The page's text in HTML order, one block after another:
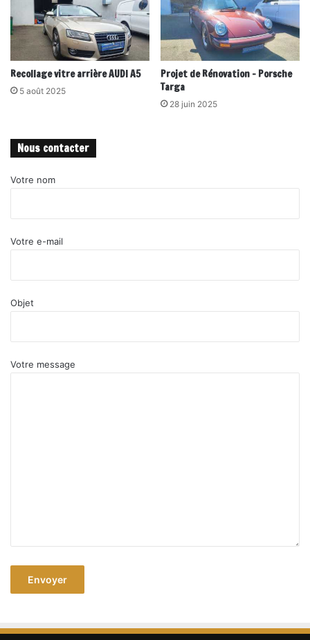
Recollage vitre arrière AUDI A5
5 août 2025
Projet de Rénovation – Porsche
Targa
28 juin 2025
Nous contacter
Votre nom
Votre e-mail
Objet
Votre message